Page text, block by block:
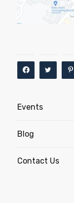
Events
Blog
Contact Us